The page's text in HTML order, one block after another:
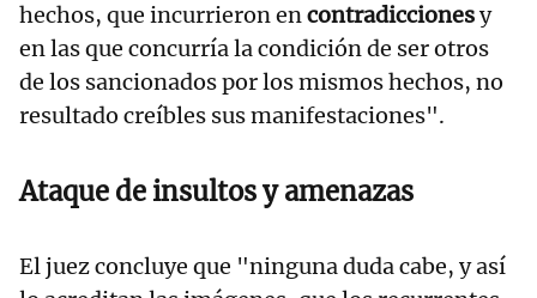
hechos, que incurrieron encontradiccionesy
en las que concurría la condición de ser otros
de los sancionados por los mismos hechos, no
resultado creíbles sus manifestaciones".
Ataque de insultos y amenazas
El juez concluye que "ninguna duda cabe, y así